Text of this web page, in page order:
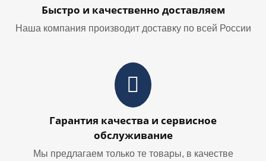
Быстро и качественно доставляем
Наша компания производит доставку по всей России
Гарантия качества и сервисное
обслуживание
Мы предлагаем только те товары, в качестве